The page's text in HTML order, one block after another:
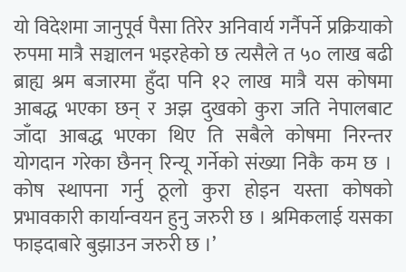
यो विदेशमा जानुपूर्व पैसा तिरेर अनिवार्य गर्नैपर्ने प्रक्रियाको
रुपमा मात्रै सञ्चालन भइरहेको छ त्यसैले त ५० लाख बढी
ब्राह्य श्रम बजारमा हुँदा पनि १२ लाख मात्रै यस कोषमा
आबद्ध भएका छन् र अझ दुखको कुरा जति नेपालबाट
जाँदा आबद्ध भएका थिए ति सबैले कोषमा निरन्तर
योगदान गरेका छैनन् रिन्यू गर्नेको संख्या निकै कम छ ।
कोष स्थापना गर्नु ठूलो कुरा होइन यस्ता कोषको
प्रभावकारी कार्यान्वयन हुनु जरुरी छ । श्रमिकलाई यसका
फाइदाबारे बुझाउन जरुरी छ ।’